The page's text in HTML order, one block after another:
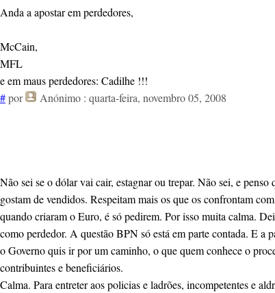
Anda a apostar em perdedores,
McCain,
MFL
e em maus perdedores: Cadilhe !!!
#por Anónimo : quarta-feira, novembro 05, 2008
Não sei se o dólar vai cair, estagnar ou trepar. Não sei, e
gostam de vendidos. Respeitam mais os que os confrontam
quando criaram o Euro, é só pedirem. Por isso muita calma.
como perdedor. A questão BPN só está em parte contada. E a
o Governo quis ir por um caminho, o que quem conhece o
contribuintes e beneficiários.
Calma. Para entreter aos policias e ladrões, incompetentes e